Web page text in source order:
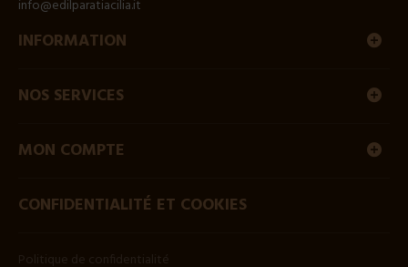
info@edilparatiacilia.it
INFORMATION
NOS SERVICES
MON COMPTE
CONFIDENTIALITÉ ET COOKIES